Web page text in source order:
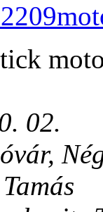
02.